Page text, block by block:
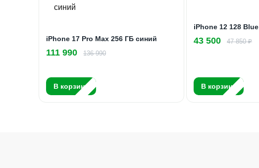
iPhone 17 Pro Max 256 ГБ синий
111 990 136 990
В корзину
iPhone 12 128 Blue
43 500 47 850 ₽
В корзину